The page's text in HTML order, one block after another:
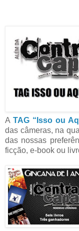
ATAG “Isso ou
das câmeras, na
das nossas
ficção, e-book ou